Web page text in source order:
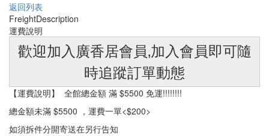
返回列表
FreightDescription
運費說明
歡迎加入廣香居會員‚加入會員即可隨
時追蹤訂單動態
【運費說明】 全館總金額 滿 $5500 免運!!!!!!!!
總金額未滿 $5500 ，運費一單<$200>
如須拆件分開寄送在另行告知